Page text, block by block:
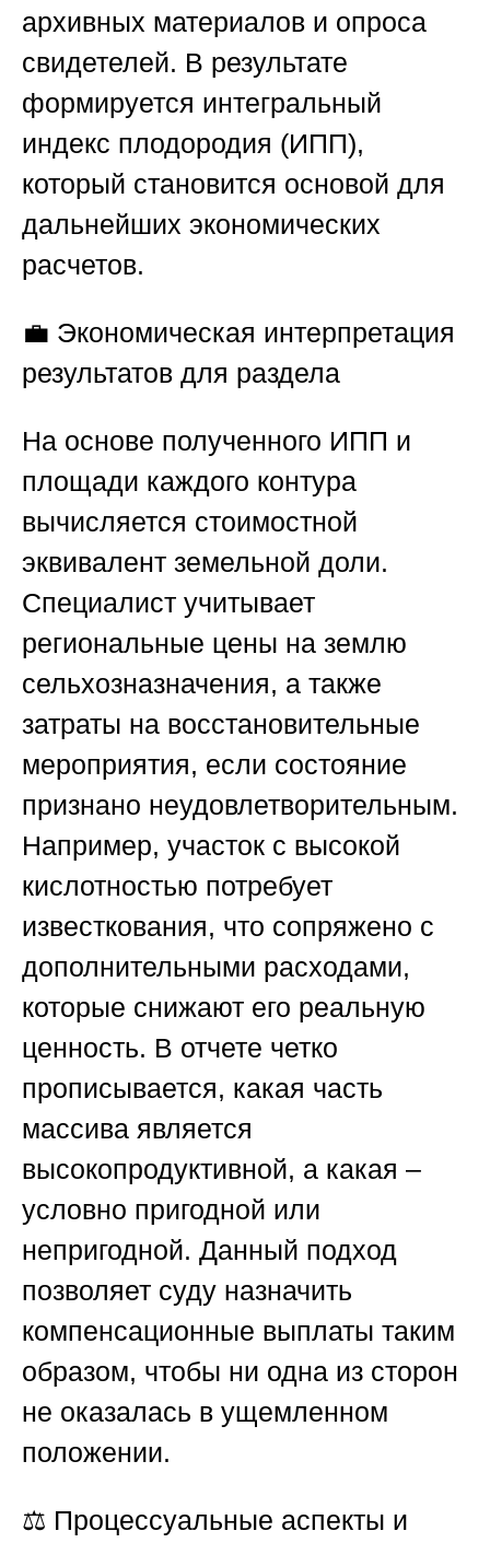
архивных материалов и опроса
свидетелей. В результате
формируется интегральный
индекс плодородия (ИПП),
который становится основой для
дальнейших экономических
расчетов.
💼 Экономическая интерпретация
результатов для раздела
На основе полученного ИПП и
площади каждого контура
вычисляется стоимостной
эквивалент земельной доли.
Специалист учитывает
региональные цены на землю
сельхозназначения, а также
затраты на восстановительные
мероприятия, если состояние
признано неудовлетворительным.
Например, участок с высокой
кислотностью потребует
известкования, что сопряжено с
дополнительными расходами,
которые снижают его реальную
ценность. В отчете четко
прописывается, какая часть
массива является
высокопродуктивной, а какая –
условно пригодной или
непригодной. Данный подход
позволяет суду назначить
компенсационные выплаты таким
образом, чтобы ни одна из сторон
не оказалась в ущемленном
положении.
⚖️ Процессуальные аспекты и